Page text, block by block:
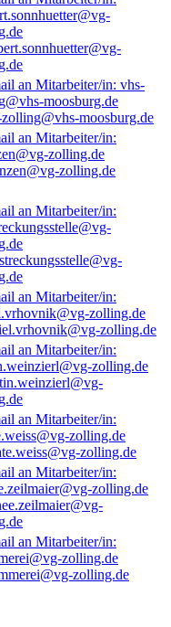
moosburg.de
zolling.de
zolling.de
zolling.de
zolling.de